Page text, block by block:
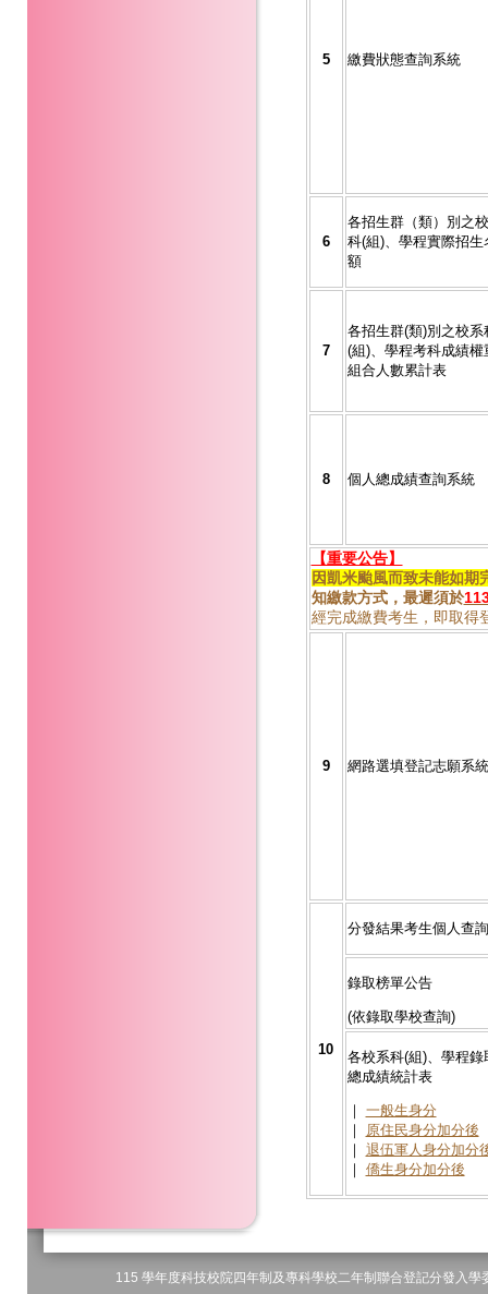
5 繳費狀態查詢系統
6
各招生群（類）別之
科(組)、學程實際招生
額
7
各招生群(類)別之校系
(組)、學程考科成績權
組合人數累計表
8 個人總成績查詢系統
【重要公告】
因凱米颱風而致未能如期
知繳款方式，最遲須於
經完成繳費考生，即取得
9 網路選填登記志願系統
10
分發結果考生個人查詢
錄取榜單公告
(依錄取學校查詢)
各校系科(組)、學程錄
總成績統計表
｜ 一般生身分
｜ 原住民身分加分後
｜ 退伍軍人身分加分
｜ 僑生身分加分後
115 學年度科技校院四年制及專科學校二年制聯合登記分發